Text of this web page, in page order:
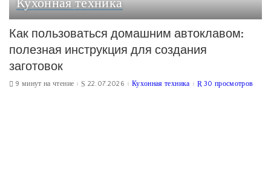
Как пользоваться домашним автоклавом:
полезная инструкция для создания
заготовок
9 минут на чтение 22.07.2026 Кухонная техника 30 просмотров